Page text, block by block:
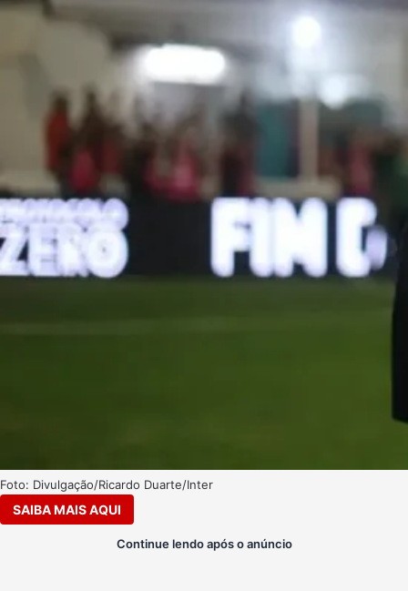
Foto: Divulgação/Ricardo Duarte/Inter
SAIBA MAIS AQUI
Continue lendo após o anúncio